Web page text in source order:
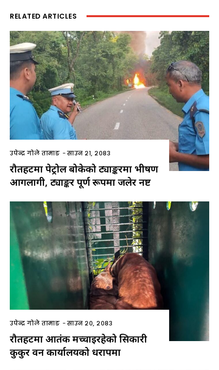
RELATED ARTICLES
उपेन्द्र गोले तामाङ -साउन २१, २०८३
रौतहटमा पेट्रोल बोकेको ट्याङ्करमा भीषण
आगलागी, ट्याङ्कर पूर्ण रूपमा जलेर नष्ट
उपेन्द्र गोले तामाङ -साउन २०, २०८३
रौतहटमा आतंक मच्चाइरहेको सिकारी
कुकुर वन कार्यालयको धरापमा